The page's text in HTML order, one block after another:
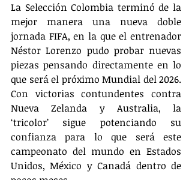
La Selección Colombia terminó de la
mejor manera una nueva doble
jornada FIFA, en la que el entrenador
Néstor Lorenzo pudo probar nuevas
piezas pensando directamente en lo
que será el próximo Mundial del 2026.
Con victorias contundentes contra
Nueva Zelanda y Australia, la
‘tricolor’ sigue potenciando su
confianza para lo que será este
campeonato del mundo en Estados
Unidos, México y Canadá dentro de